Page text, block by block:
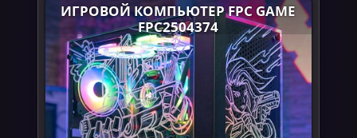
ИГРОВОЙ КОМПЬЮТЕР FPC GAME
FPC2504374